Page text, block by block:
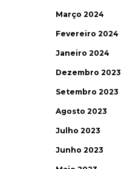
Março 2024
Fevereiro 2024
Janeiro 2024
Dezembro 2023
Setembro 2023
Agosto 2023
Julho 2023
Junho 2023